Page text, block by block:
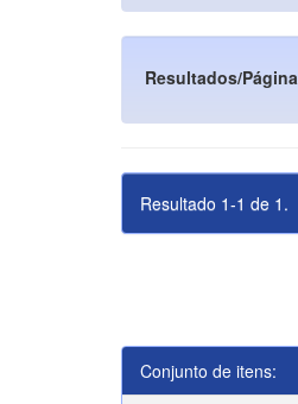
Resultados/Página
Resultado 1-1 de 1.
Conjunto de itens: